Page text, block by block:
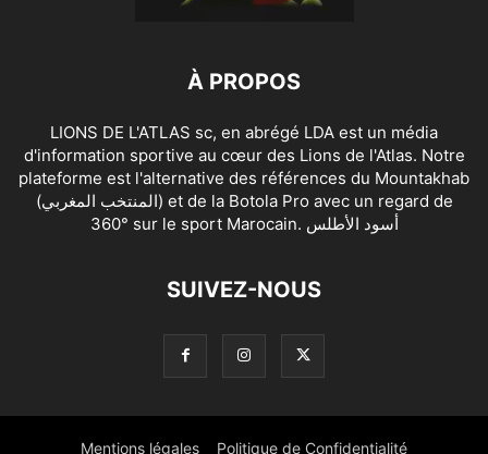
À PROPOS
LIONS DE L'ATLAS sc, en abrégé LDA est un média
d'information sportive au cœur des Lions de l'Atlas. Notre
plateforme est l'alternative des références du Mountakhab
(المنتخب المغربي) et de la Botola Pro avec un regard de
360° sur le sport Marocain. أسود الأطلس
SUIVEZ-NOUS
Mentions légales Politique de Confidentialité